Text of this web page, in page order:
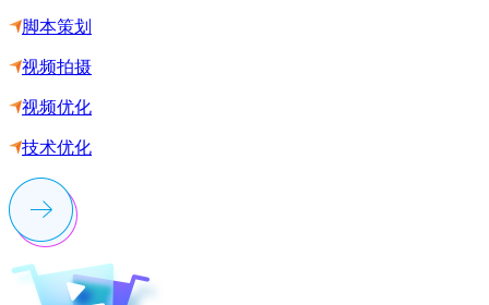
脚本策划
视频拍摄
视频优化
技术优化